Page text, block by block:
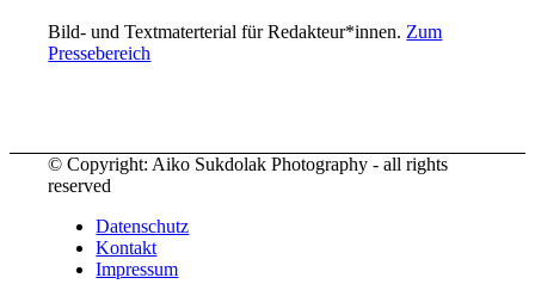
Bild- und Textmaterterial für Redakteur*innen. Zum
Pressebereich
© Copyright: Aiko Sukdolak Photography - all rights
reserved
Datenschutz
Kontakt
Impressum